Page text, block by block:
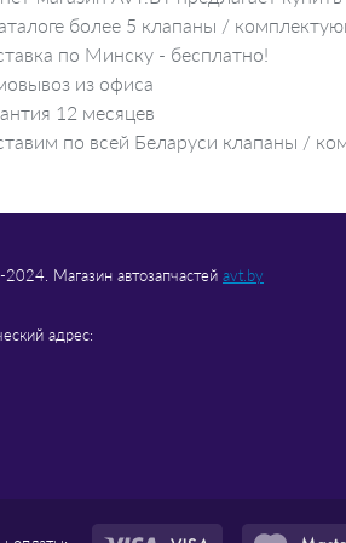
более 5 клапаны /
по Минску - бесплатно!
из офиса
12 месяцев
по всей Беларуси клапаны /
Магазин автозапчастей avt.by
адрес: